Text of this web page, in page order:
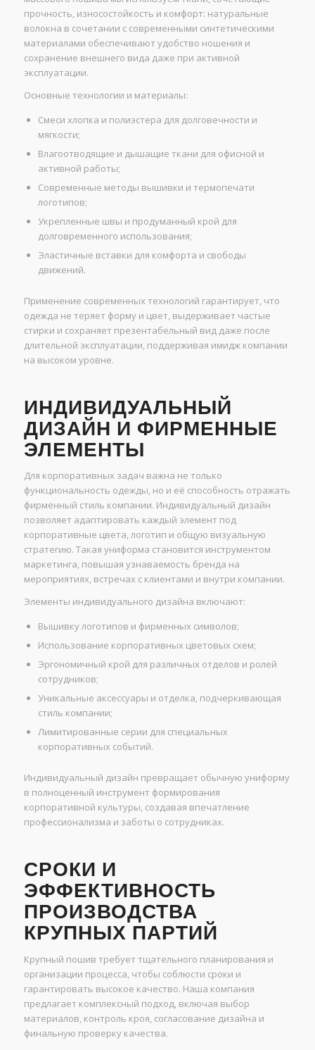
прочность, износостойкость и комфорт: натуральные
волокна в сочетании с современными синтетическими
материалами обеспечивают удобство ношения и
сохранение внешнего вида даже при активной
эксплуатации.
Основные технологии и материалы:
Смеси хлопка и полиэстера для долговечности и
мягкости;
Влагоотводящие и дышащие ткани для офисной и
активной работы;
Современные методы вышивки и термопечати
логотипов;
Укрепленные швы и продуманный крой для
долговременного использования;
Эластичные вставки для комфорта и свободы
движений.
Применение современных технологий гарантирует, что
одежда не теряет форму и цвет, выдерживает частые
стирки и сохраняет презентабельный вид даже после
длительной эксплуатации, поддерживая имидж компании
на высоком уровне.
ИНДИВИДУАЛЬНЫЙ
ДИЗАЙН И ФИРМЕННЫЕ
ЭЛЕМЕНТЫ
Для корпоративных задач важна не только
функциональность одежды, но и её способность отражать
фирменный стиль компании. Индивидуальный дизайн
позволяет адаптировать каждый элемент под
корпоративные цвета, логотип и общую визуальную
стратегию. Такая униформа становится инструментом
маркетинга, повышая узнаваемость бренда на
мероприятиях, встречах с клиентами и внутри компании.
Элементы индивидуального дизайна включают:
Вышивку логотипов и фирменных символов;
Использование корпоративных цветовых схем;
Эргономичный крой для различных отделов и ролей
сотрудников;
Уникальные аксессуары и отделка, подчеркивающая
стиль компании;
Лимитированные серии для специальных
корпоративных событий.
Индивидуальный дизайн превращает обычную униформу
в полноценный инструмент формирования
корпоративной культуры, создавая впечатление
профессионализма и заботы о сотрудниках.
СРОКИ И
ЭФФЕКТИВНОСТЬ
ПРОИЗВОДСТВА
КРУПНЫХ ПАРТИЙ
Крупный пошив требует тщательного планирования и
организации процесса, чтобы соблюсти сроки и
гарантировать высокое качество. Наша компания
предлагает комплексный подход, включая выбор
материалов, контроль кроя, согласование дизайна и
финальную проверку качества.